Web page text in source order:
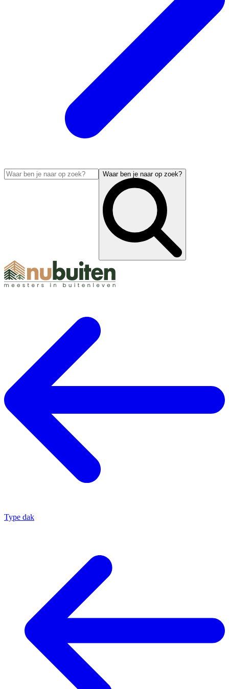
Waar ben je naar op zoek?
Type dak